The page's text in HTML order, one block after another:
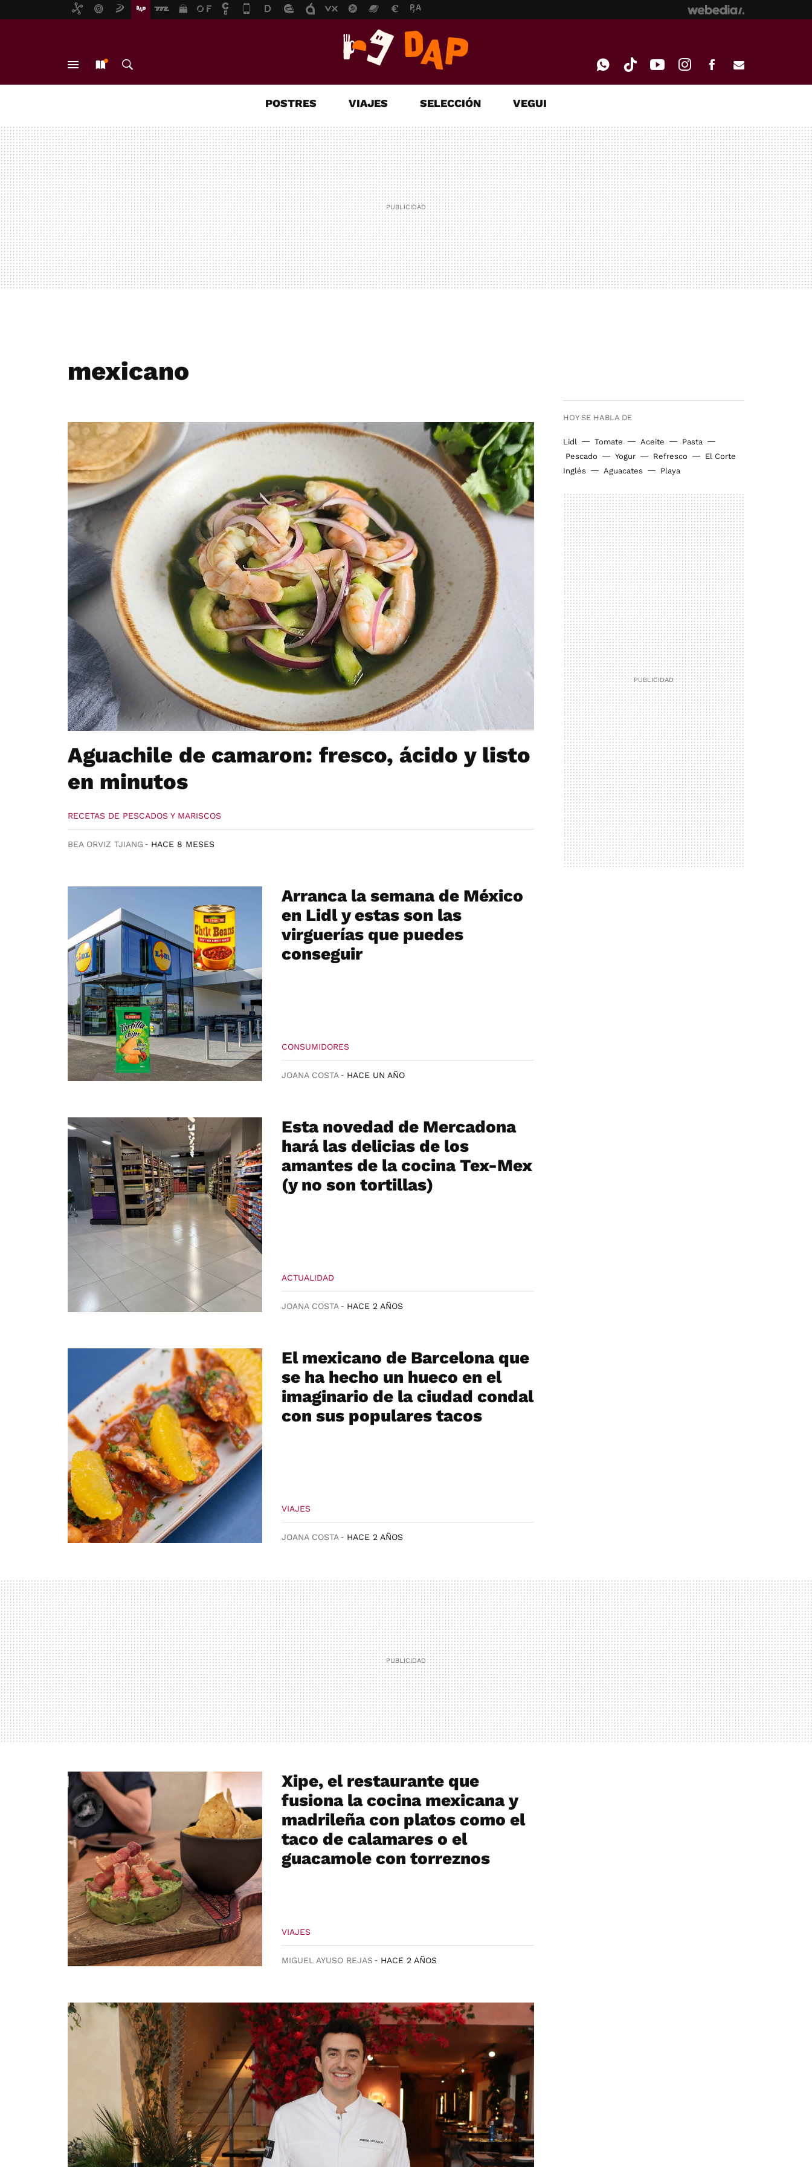
MAIL
POSTRES VIAJES SELECCIÓN VEGUI
mexicano
HOY SE HABLA DE
Lidl Tomate Aceite
Pasta
Pescado
Yogur Refresco
El Corte
Inglés
Aguacates Playa
Aguachile de camaron: fresco, ácido y listo
en minutos
RECETAS DE PESCADOS Y MARISCOS
BEA ORVIZ TJIANG HACE 8 MESES
Arranca la semana de México
en Lidl y estas son las
virguerías que puedes
conseguir
CONSUMIDORES
JOANA COSTA HACE UN AÑO
Esta novedad de Mercadona
hará las delicias de los
amantes de la cocina Tex-Mex
(y no son tortillas)
ACTUALIDAD
JOANA COSTA HACE 2 AÑOS
El mexicano de Barcelona que
se ha hecho un hueco en el
imaginario de la ciudad condal
con sus populares tacos
VIAJES
JOANA COSTA HACE 2 AÑOS
Xipe, el restaurante que
fusiona la cocina mexicana y
madrileña con platos como el
taco de calamares o el
guacamole con torreznos
VIAJES
MIGUEL AYUSO REJAS HACE 2 AÑOS